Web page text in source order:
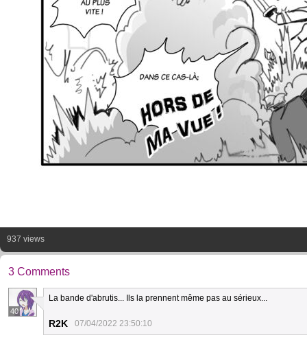
937 views
3 Comments
40
La bande d'abrutis... Ils la prennent même pas au sérieux...
R2K 07/04/2022 23:50:10